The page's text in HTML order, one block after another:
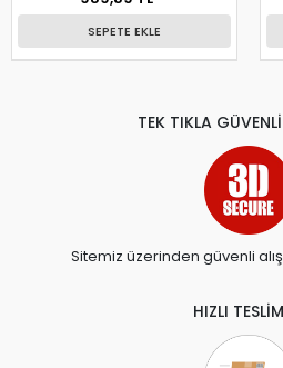
SEPETE EKLE
TEK TIKLA
Sitemiz üzerinden güvenli
HIZLI